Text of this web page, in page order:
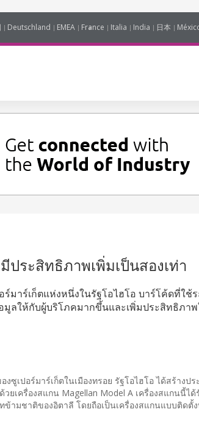
Deutschland EMEA France Italia India 日本
ระสิทธิภาพเพิ่มเป็นสองเท่า
ร์มาร์เก็ตแห่งหนึ่งในรัฐโอไฮโอ บาร์โค้ดที่
มูลให้กับผู้บริโภคมากขึ้นและเพิ่มประสิทธิภา
ซูเปอร์มาร์เก็ตในเมืองทรอย รัฐโอไฮโอ ได้สร้าง
ยเครื่องสแกน Magellan Model A เครื่องสแกนนี้ไ
ามชาติของอิตาลี โดยถือเป็นเครื่องสแกนแบบติดตั้